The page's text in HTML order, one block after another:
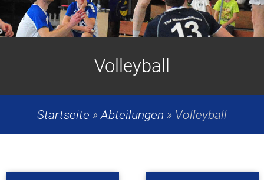
Volleyball
Startseite »Abteilungen » Volleyball